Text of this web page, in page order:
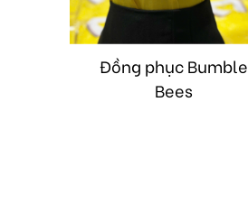
Đồng phục Bumble
Bees